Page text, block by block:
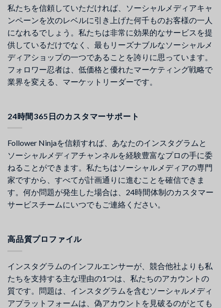
私たちを信頼していただければ、ソーシャルメディアキャ
ンペーンを次のレベルに引き上げた何千ものお客様の一人
になれるでしょう。私たちは非常に効果的なサービスを提
供しているだけでなく、最もリーズナブルなソーシャルメ
ディアショップの一つであることを誇りに思っています。
フォロワー忍者は、低価格と優れたマーケティング戦略で
業界を変える、マーケットリーダーです。
24時間365日のカスタマーサポート
Follower Ninjaを信頼すれば、あなたのインスタグラムと
ソーシャルメディアチャンネルを経験豊富なプロの手に委
ねることができます。私たちはソーシャルメディアの専門
家ですから、すべてが計画通りに進むことを確信できま
す。何か問題が発生した場合は、24時間体制のカスタマー
サービスチームにいつでもご連絡ください。
高品質プロファイル
インスタグラムのインフルエンサーが、競合他社よりも私
たちを支持する主な理由の1つは、私たちのアカウントの
質です。問題は、インスタグラムを含むソーシャルメディ
アプラットフォームは、偽アカウントを見破るのがとても